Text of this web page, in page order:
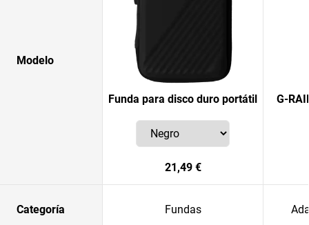
Modelo
Funda para disco duro portátil
21,49 €
G-
Categoría Fundas